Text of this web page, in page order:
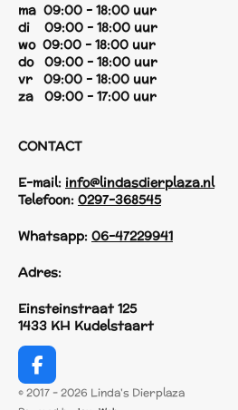
ma 09:00 - 18:00 uur
di 09:00 - 18:00 uur
wo 09:00 - 18:00 uur
do 09:00 - 18:00 uur
vr 09:00 - 18:00 uur
za 09:00 - 17:00 uur
CONTACT
E-mail: info@lindasdierplaza.nl
Telefoon: 0297-368545
Whatsapp: 06-47229941
Adres:
Einsteinstraat 125
1433 KH Kudelstaart
F
a
© 2017 - 2026 Linda's Dierplaza